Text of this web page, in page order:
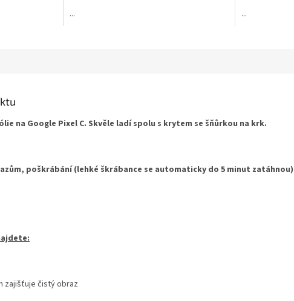
...
z...
na Google Pixel C. Skvěle ladí spolu s krytem se šňůrkou na krk.
poškrábání (lehké škrábance se automaticky do 5 minut zatáhnou)
zajišťuje čistý obraz